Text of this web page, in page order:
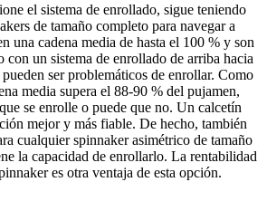
el sistema de enrollado, sigue teniendo
de tamaño completo para navegar a
una cadena media de hasta el 100 % y son
un sistema de enrollado de arriba hacia
ser problemáticos de enrollar. Como
media supera el 88-90 % del pujamen,
se enrolle o puede que no. Un calcetín
mejor y más fiable. De hecho, también
cualquier spinnaker asimétrico de tamaño
la capacidad de enrollarlo. La rentabilidad
es otra ventaja de esta opción.